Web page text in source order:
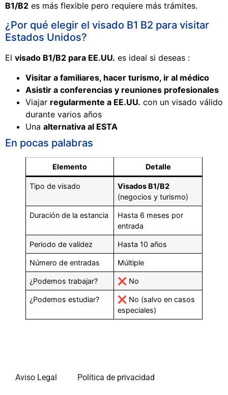
B1/B2 es más flexible pero requiere más trámites.
¿Por qué elegir el visado B1 B2 para visitar
Estados Unidos?
El visado B1/B2 para EE.UU. es ideal si deseas :
Visitar a familiares, hacer turismo, ir al médico
Asistir a conferencias y reuniones profesionales
Viajar regularmente a EE.UU. con un visado válido
durante varios años
Una alternativa al ESTA
En pocas palabras
Elemento Detalle
Tipo de visado
Visados B1/B2
(negocios y turismo)
Duración de la estancia
Hasta 6 meses por
entrada
Periodo de validez Hasta 10 años
Número de entradas Múltiple
¿Podemos trabajar? ❌ No
¿Podemos estudiar?
❌ No (salvo en casos
especiales)
Aviso Legal Política de privacidad